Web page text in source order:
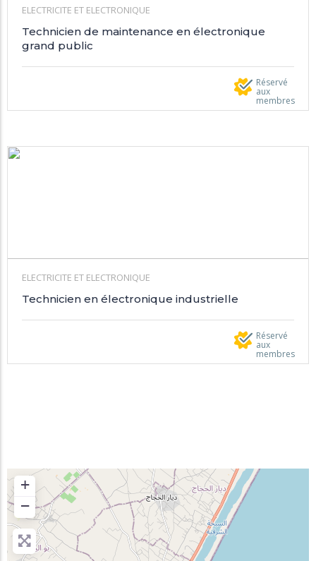
ELECTRICITE ET ELECTRONIQUE
Technicien de maintenance en électronique
grand public
Réservé
aux
membres
ELECTRICITE ET ELECTRONIQUE
Technicien en électronique industrielle
Réservé
aux
membres
+
−